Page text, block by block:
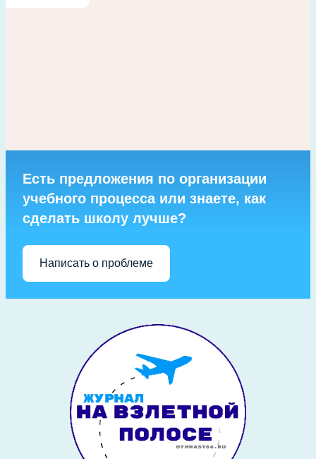
Есть предложения по организации
учебного процесса или знаете, как
сделать школу лучше?
Написать о проблеме